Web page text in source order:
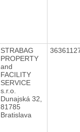
STRABAG
PROPERTY
and
FACILITY
SERVICE
s.r.o.
Dunajská 32,
81785
Bratislava